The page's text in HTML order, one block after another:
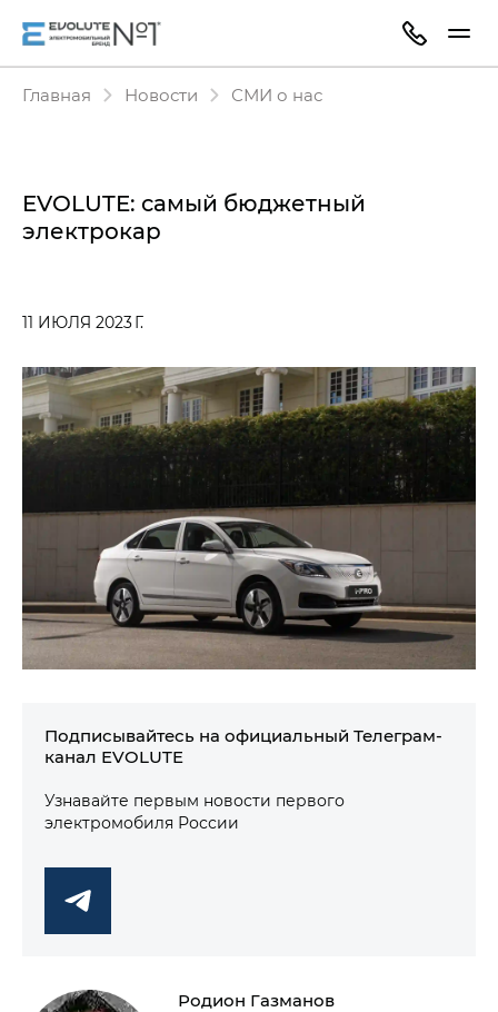
Главная Новости СМИ о нас
EVOLUTE: самый бюджетный
электрокар
11 ИЮЛЯ 2023 Г.
Подписывайтесь на официальный Телеграм-
канал EVOLUTE
Узнавайте первым новости первого
электромобиля России
Родион Газманов